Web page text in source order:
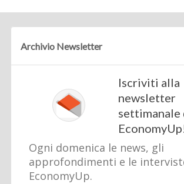
Archivio Newsletter
Iscriviti alla
newsletter
settimanale
Ogni domenica le news, gli
approfondimenti e le
EconomyUp.